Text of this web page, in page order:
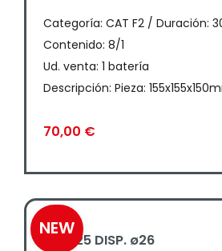
Categoría: CAT F2 / Duración:
Contenido: 8/1
Ud. venta: 1 batería
Descripción: Pieza:
70,00 €
NEW
ERÍN 25 DISP. ø26